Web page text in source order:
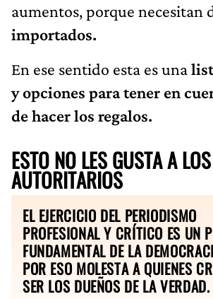
aumentos, porque necesitan
importados.
En ese sentido esta es una
y opciones para tener en
de hacer los regalos.
ESTO NO LES GUSTA A LOS
AUTORITARIOS
EL EJERCICIO DEL PERIODISMO
PROFESIONAL Y CRÍTICO ES UN
FUNDAMENTAL DE LA
POR ESO MOLESTA A QUIENES
SER LOS DUEÑOS DE LA VERDAD.